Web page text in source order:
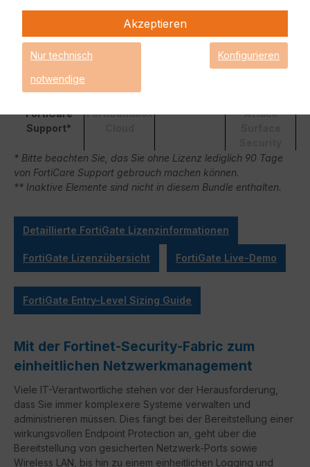
ontrolle
Security
er Service
FortiCare
Support*
FortiSandbox
Attack
* Bitte beachten Sie, das Sie ohne Lizenz lediglich 90 Tage
von FortiCare Support gebrauch machen können.
** Inaktive Elemente sind nicht in diesem Bundle enthalten.
Detaillierte FortiGate Lizenzinformationen
FortiGate Lizenzübersicht FortiGate Live-Demo
FortiGate Entry-Level Sizing Guide
Mit der Fortinet-Security-Fabric zum
einheitlichen Netzwerkmanagement
Viele IT-Verantwortliche stehen vor der Herausforderung,
dass Sie immer komplexere Systeme verwalten und
administrieren müssen. Dies fängt bei der Bereitstellung einer
wirkungsvollen Endpoint Protection an, geht über die
Bereitstellung von gesicherten Netzwerk-Ports sowie
Wireless LAN, bis hin zu einem einheitlichen Logging und
Akzeptieren
Nur technisch
notwendige
Konfigurieren